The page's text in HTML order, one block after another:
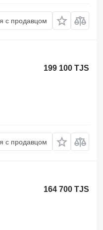
с продавцом
199 100 TJS
с продавцом
164 700 TJS